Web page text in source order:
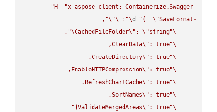
-
H
"x-aspose-client: Containerize.Swagger"
-
d "{ \"SaveFormat
\"
:
\"
\"
\"
CachedFileFolder\" : \"string
\"
\"
ClearData\"
\"
CreateDirectory\"
\"
EnableHTTPCompression\"
\"
RefreshChartCache\"
\"
SortNames\"
\"
ValidateMergedAreas\" : true}"